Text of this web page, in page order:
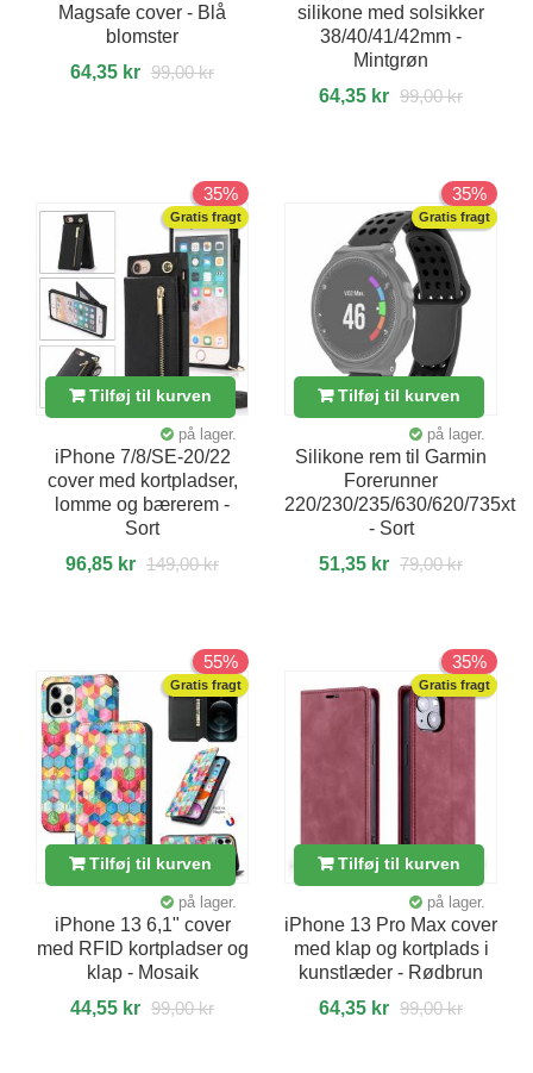
Magsafe cover - Blå
blomster
64,35 kr 99,00 kr
silikone med solsikker
38/40/41/42mm -
Mintgrøn
64,35 kr 99,00 kr
35%
Gratis fragt
Tilføj til kurven
på lager.
iPhone 7/8/SE-20/22
cover med kortpladser,
lomme og bærerem -
Sort
96,85 kr 149,00 kr
35%
Gratis fragt
Tilføj til kurven
på lager.
Silikone rem til Garmin
Forerunner
220/230/235/630/620/735xt
- Sort
51,35 kr 79,00 kr
55%
Gratis fragt
Tilføj til kurven
på lager.
iPhone 13 6,1" cover
med RFID kortpladser og
klap - Mosaik
44,55 kr 99,00 kr
35%
Gratis fragt
Tilføj til kurven
på lager.
iPhone 13 Pro Max cover
med klap og kortplads i
kunstlæder - Rødbrun
64,35 kr 99,00 kr